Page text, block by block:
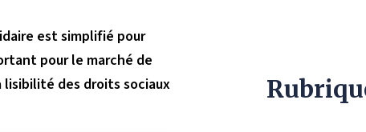
est simplifié pour
pour le marché de
lisibilité des droits sociaux